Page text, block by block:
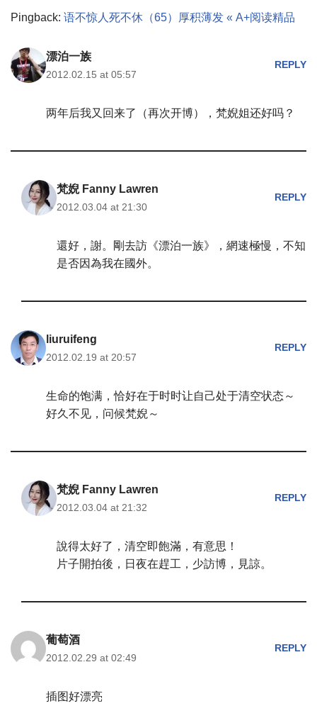
Pingback: 语不惊人死不休（65）厚积薄发 « A+阅读精品
漂泊一族
2012.02.15 at 05:57
REPLY
两年后我又回来了（再次开博），梵婗姐还好吗？
梵婗 Fanny Lawren
2012.03.04 at 21:30
REPLY
還好，謝。剛去訪《漂泊一族》，網速極慢，不知
是否因為我在國外。
liuruifeng
2012.02.19 at 20:57
REPLY
生命的饱满，恰好在于时时让自己处于清空状态～
好久不见，问候梵婗～
梵婗 Fanny Lawren
2012.03.04 at 21:32
REPLY
說得太好了，清空即飽滿，有意思！
片子開拍後，日夜在趕工，少訪博，見諒。
葡萄酒
2012.02.29 at 02:49
REPLY
插图好漂亮